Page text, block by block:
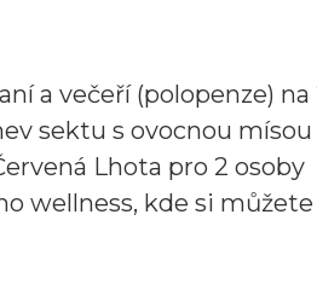
a večeří (polopenze)
sektu s ovocnou mísou
Lhota pro 2 osoby
wellness, kde si